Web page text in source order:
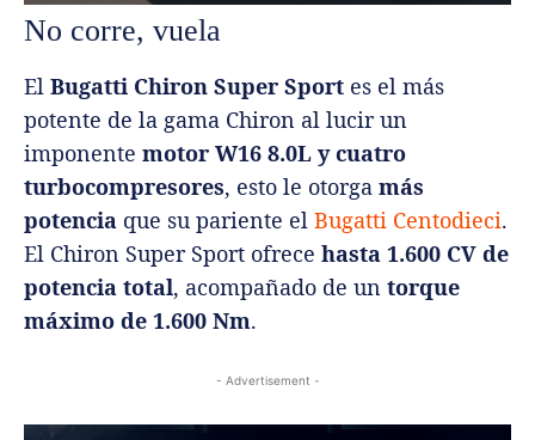
No corre, vuela
El Bugatti Chiron Super Sport es el más
potente de la gama Chiron al lucir un
imponente motor W16 8.0L y cuatro
turbocompresores, esto le otorga más
potencia que su pariente el Bugatti Centodieci.
El Chiron Super Sport ofrece hasta 1.600 CV de
potencia total, acompañado de un torque
máximo de 1.600 Nm.
- Advertisement -